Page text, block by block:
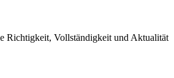
Richtigkeit, Vollständigkeit und Aktualität